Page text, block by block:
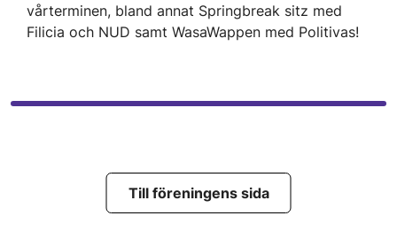
vårterminen, bland annat Springbreak sitz med
Filicia och NUD samt WasaWappen med Politivas!
Till föreningens sida